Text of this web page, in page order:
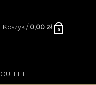
Koszyk / 0,00 zł 0
OUTLET